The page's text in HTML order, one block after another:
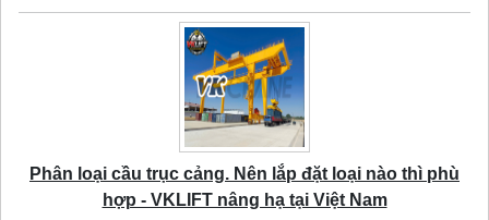
Phân loại cầu trục cảng. Nên lắp đặt loại nào thì phù
hợp - VKLIFT nâng hạ tại Việt Nam